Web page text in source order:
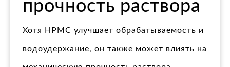
прочность раствора
Хотя HPMC улучшает обрабатываемость и
водоудержание, он также может влиять на